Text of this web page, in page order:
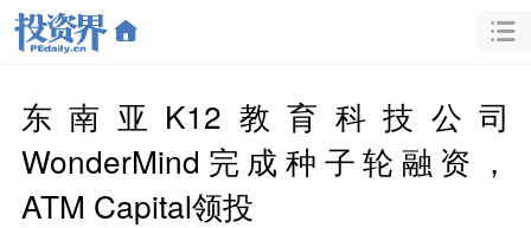
东南亚K12教育科技公司
WonderMind完成种子轮融资，
ATM Capital领投